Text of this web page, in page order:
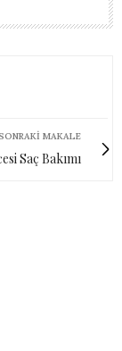
MAKALE
Saç Bakımı